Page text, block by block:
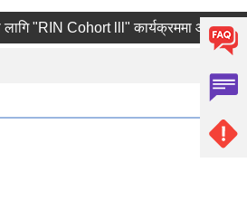
"RIN Cohort lll" कार्यक्रममा आवेदन पेश